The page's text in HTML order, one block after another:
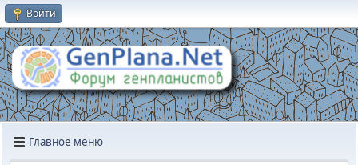
Войти
Главное меню